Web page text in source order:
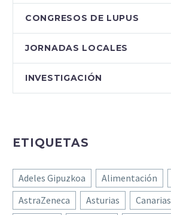
CONGRESOS DE LUPUS
JORNADAS LOCALES
INVESTIGACIÓN
ETIQUETAS
Adeles Gipuzkoa Alimentación
AstraZeneca
Asturias Canarias